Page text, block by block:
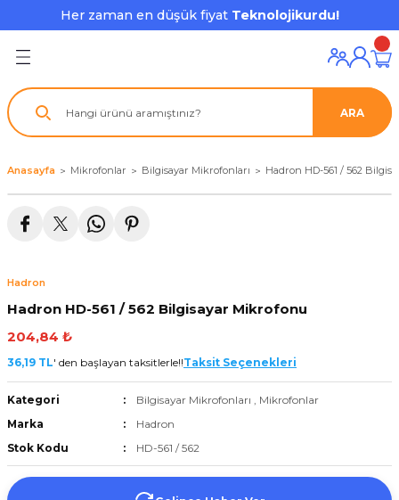
Her zaman en düşük fiyat Teknolojikurdu!
Geri Dön
Geri Dön
ve Ekipmanları
- Çoğaltıcı
Geri Dön
Çevre Birimleri
Geri Dön
Geri Dön
Geri Dön
Geri Dön
Aksesuarları
ARA
Anasayfa Mikrofonlar Bilgisayar Mikrofonları Hadron HD-561 / 562
Hadron
Hadron HD-561 / 562 Bilgisayar Mikrofonu
204,84 ₺
36,19 TL' den başlayan taksitlerle!!Taksit Seçenekleri
Kategori Bilgisayar Mikrofonları , Mikrofonlar
Marka
Hadron
Stok Kodu
HD-561 / 562